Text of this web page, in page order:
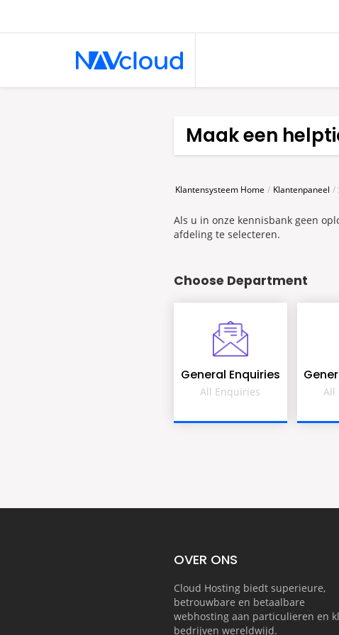
Maak een
Klantensysteem Home Klantenpaneel
Als u in onze kennisbank geen
afdeling te selecteren.
Choose Department
General Enquiries
All Enquiries All
OVER ONS
Cloud Hosting biedt superieure,
betrouwbare en betaalbare
webhosting aan particulieren en
bedrijven wereldwijd.